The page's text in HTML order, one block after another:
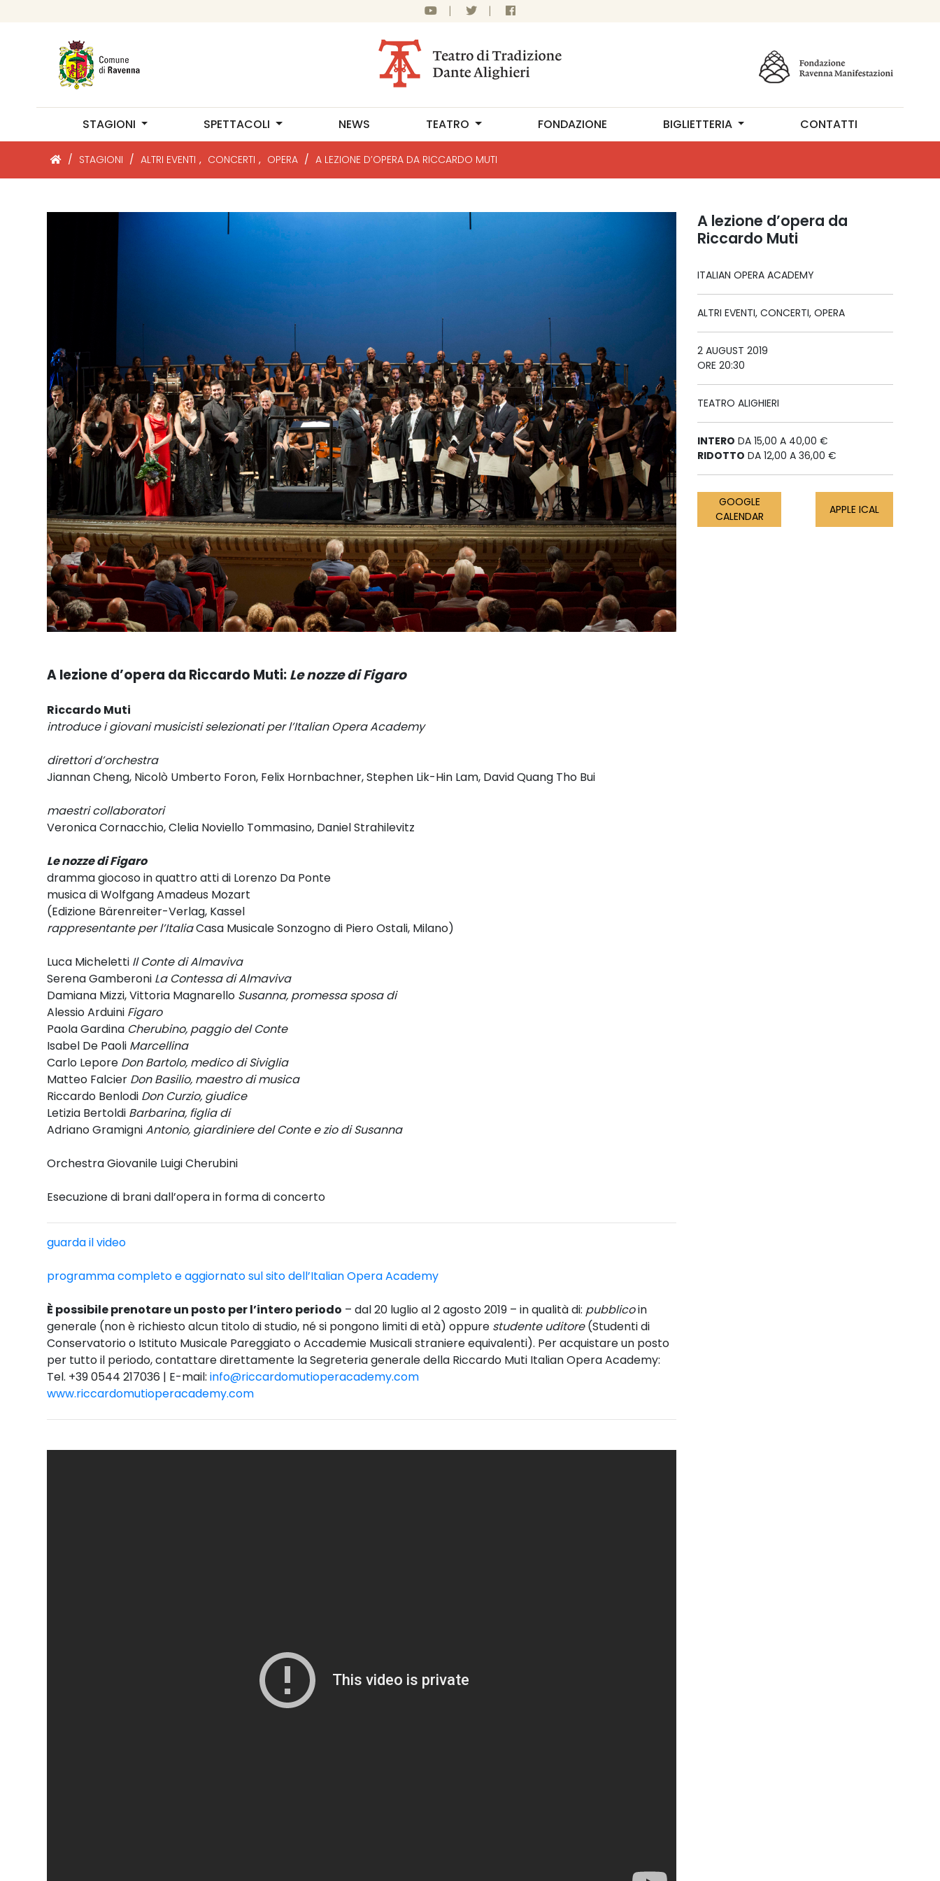
| |
STAGIONI SPETTACOLI NEWS TEATRO FONDAZIONE BIGLIETTERIA CONTATTI
/ STAGIONI / ALTRI EVENTI , CONCERTI , OPERA / A LEZIONE D’OPERA DA RICCARDO MUTI
A lezione d’opera da Riccardo Muti:Le nozze di Figaro
Riccardo Muti
introduce i giovani musicisti selezionati per l’Italian Opera Academy
direttori d’orchestra
Jiannan Cheng, Nicolò Umberto Foron, Felix Hornbachner, Stephen Lik-Hin Lam, David Quang Tho Bui
maestri collaboratori
Veronica Cornacchio, Clelia Noviello Tommasino, Daniel Strahilevitz
Le nozze di Figaro
dramma giocoso in quattro atti di Lorenzo Da Ponte
musica di Wolfgang Amadeus Mozart
(Edizione Bärenreiter-Verlag, Kassel
rappresentante per l’ItaliaCasa Musicale Sonzogno di Piero Ostali, Milano)
Luca Micheletti Il Conte di Almaviva
Serena Gamberoni La Contessa di Almaviva
Damiana Mizzi, Vittoria Magnarello Susanna, promessa sposa di
Alessio Arduini Figaro
Paola Gardina Cherubino, paggio del Conte
Isabel De Paoli Marcellina
Carlo Lepore Don Bartolo, medico di Siviglia
Matteo Falcier Don Basilio, maestro di musica
Riccardo Benlodi Don Curzio, giudice
Letizia Bertoldi Barbarina, figlia di
Adriano GramigniAntonio, giardiniere del Conte e zio di Susanna
Orchestra Giovanile Luigi Cherubini
Esecuzione di brani dall’opera in forma di concerto
guarda il video
programma completo e aggiornato sul sito dell’Italian Opera Academy
È possibile prenotare un posto per l’intero periodo – dal 20 luglio al 2 agosto 2019 – in qualità di: pubblicoin
generale (non è richiesto alcun titolo di studio, né si pongono limiti di età) oppure studente uditore(Studenti di
Conservatorio o Istituto Musicale Pareggiato o Accademie Musicali straniere equivalenti). Per acquistare un posto
per tutto il periodo, contattare direttamente la Segreteria generale della Riccardo Muti Italian Opera Academy:
Tel. +39 0544 217036 | E-mail: info@riccardomutioperacademy.com
www.riccardomutioperacademy.com
A lezione d’opera da
Riccardo Muti
ITALIAN OPERA ACADEMY
ALTRI EVENTI, CONCERTI, OPERA
2 AUGUST 2019
ORE 20:30
TEATRO ALIGHIERI
INTERO DA 15,00 A 40,00 €
RIDOTTO DA 12,00 A 36,00 €
GOOGLE
CALENDAR
APPLE ICAL